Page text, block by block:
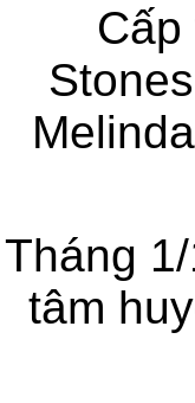
Tháng
tâm